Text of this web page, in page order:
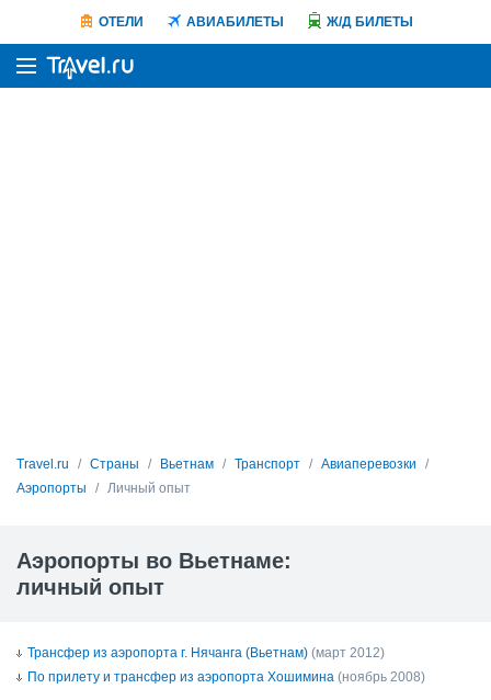
ОТЕЛИ АВИАБИЛЕТЫ Ж/Д БИЛЕТЫ
Travel.ru Страны Вьетнам Транспорт
Авиаперевозки
Аэропорты
Личный опыт
Аэропорты во Вьетнаме:
личный опыт
Трансфер из аэропорта г. Нячанга (Вьетнам) (март 2012)
По прилету и трансфер из аэропорта Хошимина (ноябрь 2008)